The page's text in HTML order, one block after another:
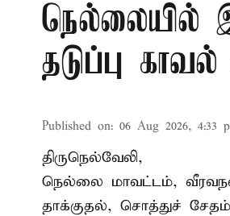
நெல்லையில்
தடுப்பு
Published on: 06 Aug 2026, 4:33
திருநெல்வேலி,
நெல்லை மாவட்டம்,
தாக்குதல், சொத்துச் சேதம்